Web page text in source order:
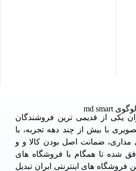
یکی از قدیمی ترین فروشندگان
با بیش از چند دهه تجربه، با
ضمانت اصل بودن کالا و و
موفق شده تا همگام با فروشگاه های
فروشگاه های اینترنتی ایران تبدیل